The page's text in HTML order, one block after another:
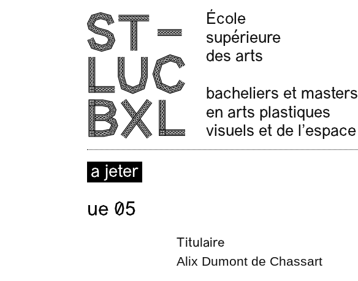
École
supérieure
des arts
bacheliers et masters
en arts plastiques
visuels et de l'espace
a jeter
ue 05
Titulaire
Alix Dumont de Chassart